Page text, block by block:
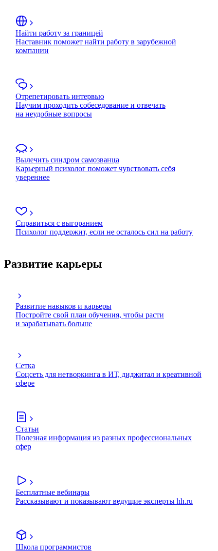
Найти работу за границей
Наставник поможет найти работу в зарубежной
компании
Отрепетировать интервью
Научим проходить собеседование и отвечать
на неудобные вопросы
Вылечить синдром самозванца
Карьерный психолог поможет чувствовать себя
увереннее
Справиться с выгоранием
Психолог поддержит, если не осталось сил на работу
Развитие карьеры
Развитие навыков и карьеры
Постройте свой план обучения, чтобы расти
и зарабатывать больше
Сетка
Соцсеть для нетворкинга в ИТ, диджитал и креативной
сфере
Статьи
Полезная информация из разных профессиональных
сфер
Бесплатные вебинары
Рассказывают и показывают ведущие эксперты hh.ru
Школа программистов